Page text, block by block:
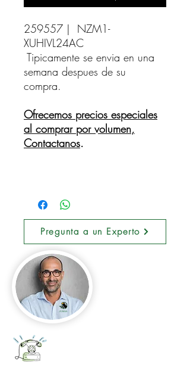
259557 |  NZM1-
XUHIVL24AC
Tipicamente se envia en una
semana despues de su
compra.
Ofrecemos precios especiales
al comprar por volumen,
Contactanos.
Pregunta a un Experto